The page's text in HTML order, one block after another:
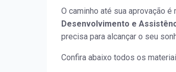
O caminho até sua aprovação
Desenvolvimento e
precisa para alcançar o seu
Confira abaixo todos os